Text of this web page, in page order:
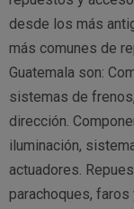
desde los más
más comunes de
Guatemala son:
sistemas de
dirección.
iluminación,
actuadores.
parachoques,